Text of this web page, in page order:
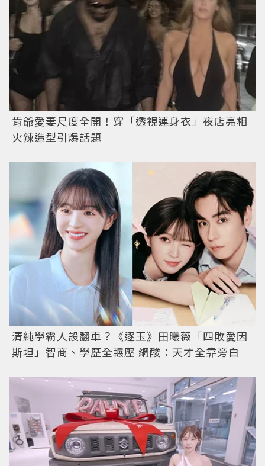
肯爺愛妻尺度全開！穿「透視連身衣」夜店亮相
火辣造型引爆話題
清純學霸人設翻車？《逐玉》田曦薇「四敗愛因
斯坦」智商、學歷全輾壓 網酸：天才全靠旁白